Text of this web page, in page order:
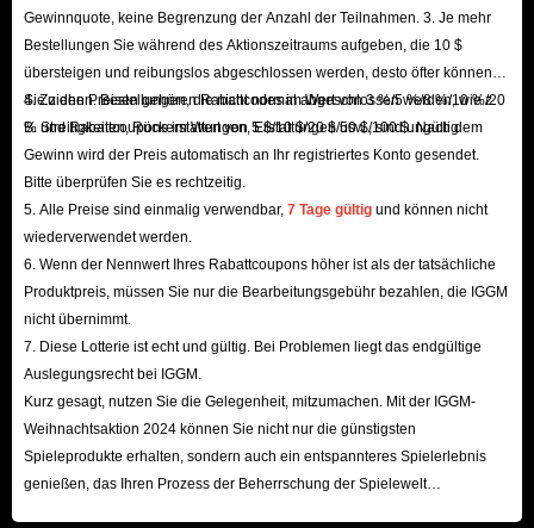
Diamonds bei IGGM.com kaufen sollten
Es besteht kein Zweifel, dass genügend ODIN Valhalla Rising Diamonds
den Spielern helfen können, ein besseres Spielerlebnis zu erzielen. Denn
Spieler können ODIN Valhalla Rising Diamonds kaufen, um mächtige
Waffen und Ausrüstung zu erhalten, um sich schnell zu stärken.
Neben der Gewährleistung der absoluten Sicherheit des gesamten
Transaktionsprozesses bietet IGGM die folgenden Vorteile.
1. Günstigster Preis, der es Ihnen ermöglicht, weniger Geld auszugeben,
um mehr ODIN Valhalla Rising Diamonds zu kaufen und Geld zu sparen.
Coupons für große Mengen. Wenn Sie ein VIP-Mitglied von IGGM
werden, können Sie auch bis zu 5 % Rabatt genießen. Wenn Sie günstige
ODIN Valhalla Rising Diamonds kaufen, werden Sie feststellen, dass das
Geld, das Sie bezahlen, viel geringer ist als beim Kauf auf anderen
Gewinnquote, keine Begrenzung der Anzahl der Teilnahmen. 3. Je mehr
Bestellungen Sie während des Aktionszeitraums aufgeben, die 10 $
übersteigen und reibungslos abgeschlossen werden, desto öfter können
Sie ziehen. Bestellungen, die nicht normal abgeschlossen werden, wie z.
B. Streitigkeiten, Rückerstattungen, Erstattungen usw., sind ungültig.
4. Zu den Preisen gehören Rabattcodes im Wert von 3 %/5 %/8 %/10 %/20
% und Rabattcoupons im Wert von 5 $/10 $/20 $/50 $/100 $. Nach dem
Gewinn wird der Preis automatisch an Ihr registriertes Konto gesendet.
Bitte überprüfen Sie es rechtzeitig.
5. Alle Preise sind einmalig verwendbar, 7 Tage gültig und können nicht
wiederverwendet werden.
6. Wenn der Nennwert Ihres Rabattcoupons höher ist als der tatsächliche
Produktpreis, müssen Sie nur die Bearbeitungsgebühr bezahlen, die IGGM
nicht übernimmt.
7. Diese Lotterie ist echt und gültig. Bei Problemen liegt das endgültige
Auslegungsrecht bei IGGM.
Kurz gesagt, nutzen Sie die Gelegenheit, mitzumachen. Mit der IGGM-
Weihnachtsaktion 2024 können Sie nicht nur die günstigsten
Spieleprodukte erhalten, sondern auch ein entspannteres Spielerlebnis
genießen, das Ihren Prozess der Beherrschung der Spielewelt